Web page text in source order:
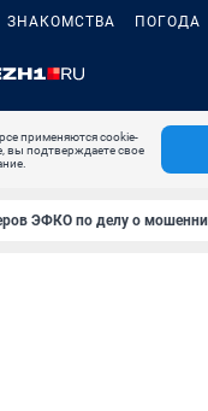
ЗНАКОМСТВА ПОГОДА
применяются cookie-
вы подтверждаете свое
ЭФКО по делу о